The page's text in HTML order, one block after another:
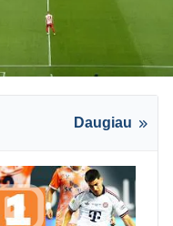
Daugiau